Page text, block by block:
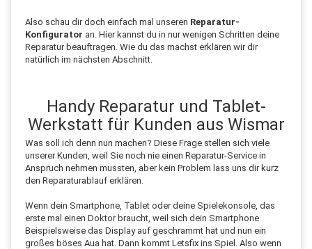
Also schau dir doch einfach mal unseren Reparatur-
Konfigurator an. Hier kannst du in nur wenigen Schritten deine
Reparatur beauftragen. Wie du das machst erklären wir dir
natürlich im nächsten Abschnitt.
Handy Reparatur und Tablet-
Werkstatt für Kunden aus Wismar
Was soll ich denn nun machen? Diese Frage stellen sich viele
unserer Kunden, weil Sie noch nie einen Reparatur-Service in
Anspruch nehmen mussten, aber kein Problem lass uns dir kurz
den Reparaturablauf erklären.
Wenn dein Smartphone, Tablet oder deine Spielekonsole, das
erste mal einen Doktor braucht, weil sich dein Smartphone
Beispielsweise das Display auf geschrammt hat und nun ein
großes böses Aua hat. Dann kommt Letsfix ins Spiel. Also wenn